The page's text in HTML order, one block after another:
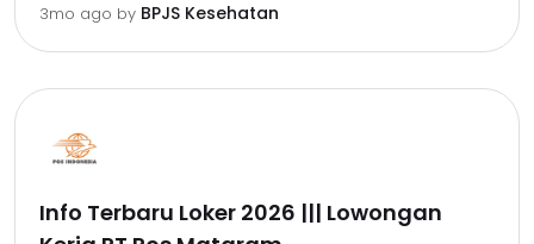
3mo ago by BPJS Kesehatan
Info Terbaru Loker 2026 ||| Lowongan